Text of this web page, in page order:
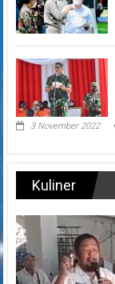
3 November 2022
Kuliner